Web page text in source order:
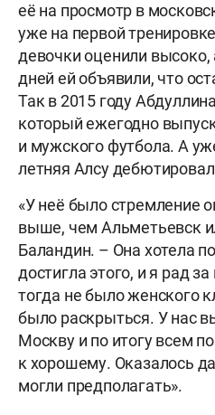
её на просмотр в
уже на первой
девочки оценили высоко,
дней ей объявили, что
Так в 2015 году
который ежегодно
и мужского футбола. А
летняя Алсу
«У неё было стремление
выше, чем Альметьевск
Баландин. – Она хотела
достигла этого, и я рад
тогда не было женского
было раскрыться. У нас
Москву и по итогу всем
к хорошему. Оказалось
могли предполагать».